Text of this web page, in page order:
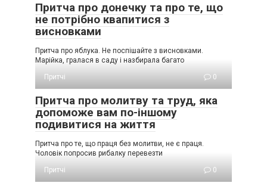
Притча про донечку та про те, що
не потрібно квапитися з
висновками
Притча про яблука. Не поспішайте з висновками.
Марійка, гралася в саду і назбирала багато
Притчі
0
Притча про молитву та труд, яка
допоможе вам по-іншому
подивитися на життя
Притча про те, що праця без молитви, не є праця.
Чоловік попросив рибалку перевезти
Притчі
0